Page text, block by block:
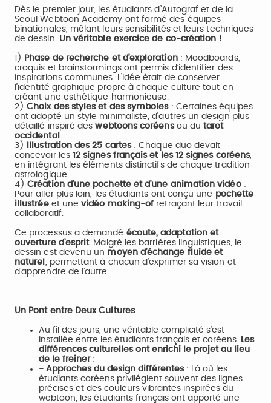
Dès le premier jour, les étudiants d’Autograf et de la
Seoul Webtoon Academy ont formé des équipes
binationales, mêlant leurs sensibilités et leurs techniques
de dessin. Un véritable exercice de co-création !
1) Phase de recherche et d’exploration: Moodboards,
croquis et brainstormings ont permis d’identifier des
inspirations communes. L’idée était de conserver
l’identité graphique propre à chaque culture tout en
créant une esthétique harmonieuse.
2)Choix des styles et des symboles: Certaines équipes
ont adopté un style minimaliste, d’autres un design plus
détaillé inspiré deswebtoons coréensou dutarot
occidental .
3)
Illustration des 25 cartes: Chaque duo devait
concevoir les 12 signes français et les 12 signes coréens,
en intégrant les éléments distinctifs de chaque tradition
astrologique.
4)Création d’une pochette et d’une animation vidéo:
Pour aller plus loin, les étudiants ont conçu une pochette
illustréeet unevidéo making-of retraçant leur travail
collaboratif.
Ce processus a demandé écoute, adaptation et
ouverture d’esprit. Malgré les barrières linguistiques, le
dessin est devenu un moyen d’échange fluide et
naturel , permettant à chacun d’exprimer sa vision et
d’apprendre de l’autre.
Un Pont entre Deux Cultures
Au fil des jours, une véritable complicité s’est
installée entre les étudiants français et coréens. Les
différences culturelles ont enrichi le projet au lieu
de le freiner:
- Approches du design différentes: Là où les
étudiants coréens privilégient souvent des lignes
précises et des couleurs vibrantes inspirées du
webtoon, les étudiants français ont apporté une